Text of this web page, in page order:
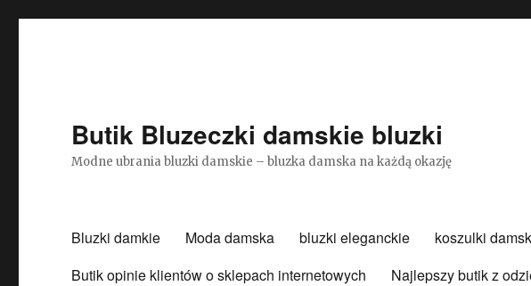
Butik Bluzeczki damskie bluzki
Modne ubrania bluzki damskie – bluzka damska na każdą okazję
Bluzki damkie Moda damska bluzki eleganckie koszulki
Butik opinie klientów o sklepach internetowych
Najlepszy butik z